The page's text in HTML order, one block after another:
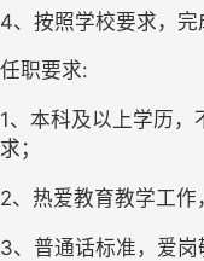
4、按照学校要求，完
任职要求:
1、本科及以上学历
求；
2、热爱教育教学工作
3、普通话标准，爱岗